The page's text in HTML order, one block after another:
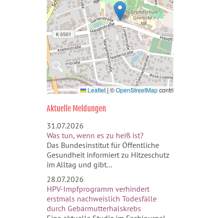
🔍
Leaflet |©OpenStreetMapcontributors
Aktuelle Meldungen
31.07.2026
Was tun, wenn es zu heiß ist?
Das Bundesinstitut für Öffentliche
Gesundheit informiert zu Hitzeschutz
im Alltag und gibt...
28.07.2026
HPV-Impfprogramm verhindert
erstmals nachweislich Todesfälle
durch Gebärmutterhalskrebs